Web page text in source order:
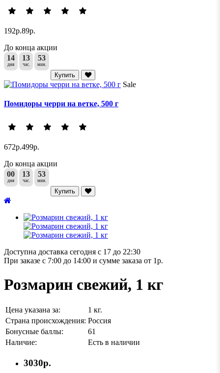
192р.89р.
До конца акции
14
дня
13
час.
53
мин.
Купить
Sale
Помидоры черри на ветке, 500 г
672р.499р.
До конца акции
00
дня
13
час.
53
мин.
Купить
Доступна доставка сегодня с 17 до 22:30
При заказе с 7:00 до 14:00 и сумме заказа от 1р.
Розмарин свежий, 1 кг
Цена указана за:
1 кг.
Страна происхождения: Россия
Бонусные баллы:
61
Наличие:
Есть в наличии
3030р.